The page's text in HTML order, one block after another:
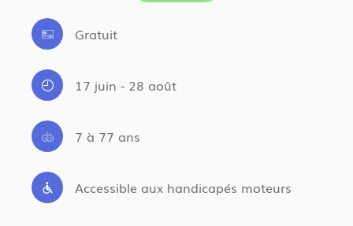
Gratuit
17 juin - 28 août
7 à 77 ans
Accessible aux handicapés moteurs